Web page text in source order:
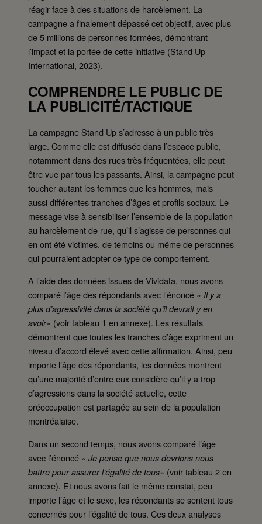
réagir face à des situations de harcèlement. La
campagne a finalement dépassé cet objectif, avec plus
de 5 millions de personnes formées, démontrant
l’impact et la portée de cette initiative (Stand Up
International, 2023).
COMPRENDRE LE PUBLIC DE
LA PUBLICITÉ/TACTIQUE
La campagne Stand Up s’adresse à un public très
large. Comme elle est diffusée dans l’espace public,
notamment dans des rues très fréquentées, elle peut
être vue par tous les passants. Ainsi, la campagne peut
toucher autant les femmes que les hommes, mais
aussi différentes tranches d’âges et profils sociaux. Le
message vise à sensibiliser l’ensemble de la population
au harcèlement de rue, qu’il s’agisse de personnes qui
en ont été victimes, de témoins ou même de personnes
qui pourraient adopter ce type de comportement.
A l’aide des données issues de Vividata, nous avons
comparé l’âge des répondants avec l’énoncé « Il y a
plus d’agressivité dans la société qu’il devrait y en
avoir» (voir tableau 1 en annexe). Les résultats
démontrent que toutes les tranches d’âge expriment un
niveau d’accord élevé avec cette affirmation. Ainsi, peu
importe l’âge des répondants, les données montrent
qu’une majorité d’entre eux considère qu’il y a trop
d’agressions dans la société actuelle, cette
préoccupation est partagée au sein de la population
montréalaise.
Dans un second temps, nous avons comparé l’âge
avec l’énoncé « Je pense que nous devrions nous
battre pour assurer l’égalité de tous» (voir tableau 2 en
annexe). Et nous avons fait le même constat, peu
importe l’âge et le sexe, les répondants se sentent tous
concernés pour l’égalité de tous. Ces deux analyses